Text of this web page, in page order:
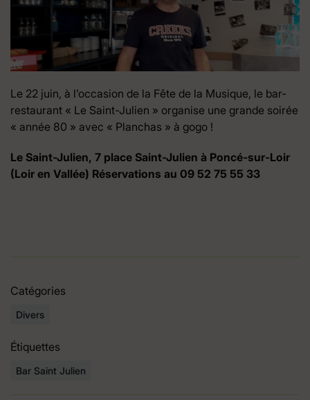
Le 22 juin, à l’occasion de la Fête de la Musique, le bar-
restaurant « Le Saint-Julien » organise une grande soirée
« année 80 » avec « Planchas » à gogo !
Le Saint-Julien, 7 place Saint-Julien à Poncé-sur-Loir
(Loir en Vallée) Réservations au 09 52 75 55 33
Catégories
Divers
Étiquettes
Bar Saint Julien